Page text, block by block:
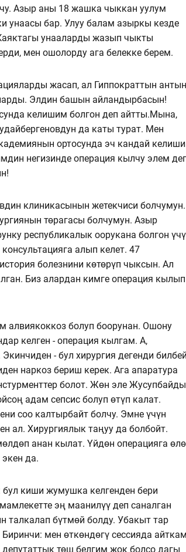
Азыр аны 18 жашка чыккан уулум
унаасы бар. Улуу балам азыркы кезде
унааларды жазып чыкты
мен ошолорду ага белекке берем.
жасап, ал Гиппократтын антын
Элдин башын айландырбасын!
келишим болгон деп айтты.Мына,
да каты турат. Мен
ортосунда эч кандай
негизинде операция кылчу элем
клиникасынын жетекчиси болчумун.
төрагасы болчумун. Азыр
республикалык оорукана болгон
алып келет. 47
болезнини көтөрүп чыксын. Ал
Биз алардан кимге операция кылып
алвиякоккоз болуп боорунан. Ошону
келген - операция кылгам. А,
- бул хирургия дегенди
наркоз бериш керек. Ага апаратура
болот. Жөн эле
адам сепсис болуп өтүп калат.
соо калтырбайт болчу. Эмне үчүн
ал. Хирургиялык таңуу да болбойт.
анан кылат. Үйдөн операцияга
да.
киши жумушка келгенден бери
эң маанилүү деп саналган
бүтмөй болду. Убакыт тар
мен өткөндөгү сессияда
төш белгим жок болсо дагы